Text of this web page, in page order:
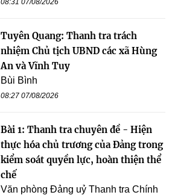
Tuyên Quang: Thanh tra trách
nhiệm Chủ tịch UBND các xã Hùng
An và Vĩnh Tuy
Bùi Bình
08:27 07/08/2026
Bài 1: Thanh tra chuyên đề - Hiện
thực hóa chủ trương của Đảng trong
kiểm soát quyền lực, hoàn thiện thể
chế
Văn phòng Đảng uỷ Thanh tra Chính